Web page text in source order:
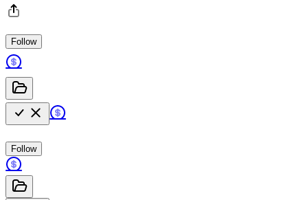
Follow
Follow